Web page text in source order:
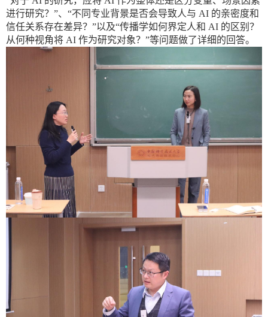
进行研究？”、“不同专业背景是否会导致人与 AI 的亲密度和
信任关系存在差异？”以及“传播学如何界定人和 AI 的区别？
从何种视角将 AI 作为研究对象？”等问题做了详细的回答。